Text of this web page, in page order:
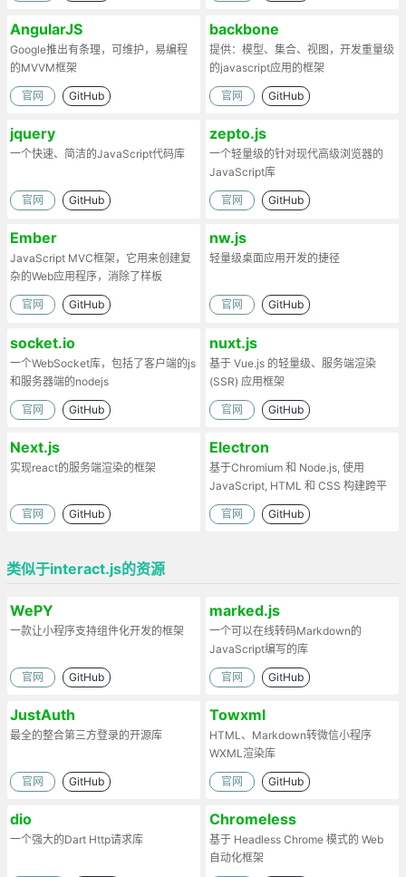
AngularJS
Google推出有条理，可维护，易编程
的MVVM框架
官网 GitHub
backbone
提供：模型、集合、视图，开发重量级
的javascript应用的框架
官网 GitHub
jquery
一个快速、简洁的JavaScript代码库
官网 GitHub
zepto.js
一个轻量级的针对现代高级浏览器的
JavaScript库
官网 GitHub
Ember
JavaScript MVC框架，它用来创建复
杂的Web应用程序，消除了样板
官网 GitHub
nw.js
轻量级桌面应用开发的捷径
官网 GitHub
socket.io
一个WebSocket库，包括了客户端的js
和服务器端的nodejs
官网 GitHub
nuxt.js
基于 Vue.js 的轻量级、服务端渲染
(SSR) 应用框架
官网 GitHub
Next.js
实现react的服务端渲染的框架
官网 GitHub
Electron
基于Chromium 和 Node.js, 使用
JavaScript, HTML 和 CSS 构建跨平
台的桌面应用
官网 GitHub
类似于interact.js的资源
WePY
一款让小程序支持组件化开发的框架
官网 GitHub
marked.js
一个可以在线转码Markdown的
JavaScript编写的库
官网 GitHub
JustAuth
最全的整合第三方登录的开源库
官网 GitHub
Towxml
HTML、Markdown转微信小程序
WXML渲染库
官网 GitHub
dio
一个强大的Dart Http请求库
Chromeless
基于 Headless Chrome 模式的 Web
自动化框架